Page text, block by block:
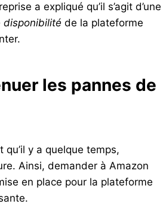
a expliqué qu’il s’agit d’une
disponibilité de la plateforme
les pannes de
y a quelque temps,
Ainsi, demander à Amazon
en place pour la plateforme